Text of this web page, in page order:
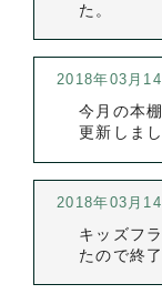
た。
2018年03月14
今月の本
更新しまし
2018年03月14
キッズフ
たので終